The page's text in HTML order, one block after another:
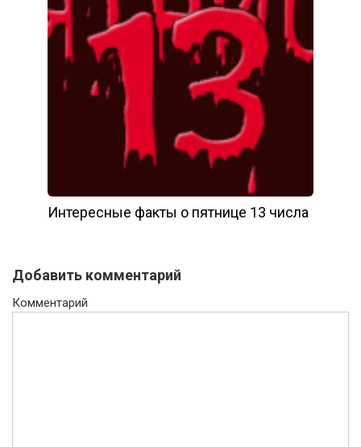
Интересные факты о пятнице 13 числа
Добавить комментарий
Комментарий